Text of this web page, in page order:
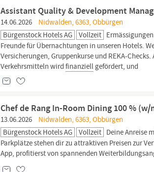
Assistant Quality & Development
14.06.2026
Nidwalden, 6363, Obbürgen
Bürgenstock Hotels AG
Vollzeit
Freunde für Übernachtungen in unseren Hotels.
Versicherungen, Gruppenkurse und REKA-
Verkehrsmitteln wirdfinanziellgefördert, und
Chef de Rang In-Room Dining 100 %
13.06.2026
Nidwalden, 6363, Obbürgen
Bürgenstock Hotels AG
Vollzeit Deine Anreise
Parkplätze stehen dir zu attraktiven Preisen zur
App, profitierst von spannenden